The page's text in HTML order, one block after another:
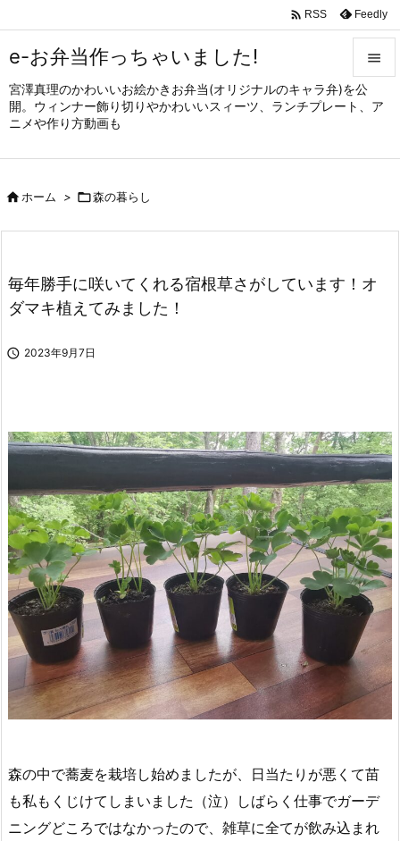
e-お弁当作っちゃいました!
宮澤真理のかわいいお絵かきお弁当(オリジナルのキャラ弁)を公
開。ウィンナー飾り切りやかわいいスィーツ、ランチプレート、ア
ニメや作り方動画も


メニュ
サイド


 RSS Feedly
ホーム > 森の暮らし
毎年勝手に咲いてくれる宿根草さがしています！オ
ダマキ植えてみました！
 2023年9月7日
森の中で蕎麦を栽培し始めましたが、日当たりが悪くて苗
も私もくじけてしまいました（泣）しばらく仕事でガーデ
ニングどころではなかったので、雑草に全てが飲み込まれ